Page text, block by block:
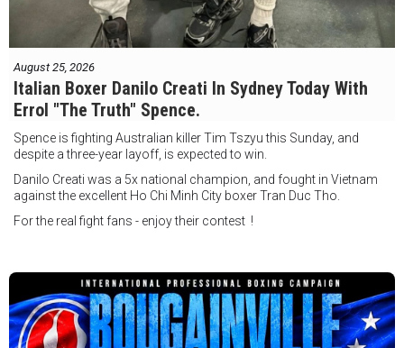
August 25, 2026
Italian Boxer Danilo Creati In Sydney Today With
Errol "The Truth" Spence.
Spence is fighting Australian killer Tim Tszyu this Sunday, and
despite a three-year layoff, is expected to win.
Danilo Creati was a 5x national champion, and fought in Vietnam
against the excellent Ho Chi Minh City boxer Tran Duc Tho.
For the real fight fans - enjoy their contest !